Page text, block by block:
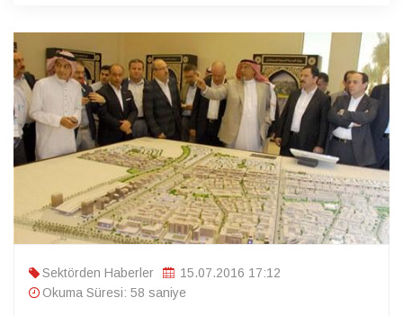
Sektörden Haberler
15.07.2016 17:12
Okuma Süresi: 58 saniye